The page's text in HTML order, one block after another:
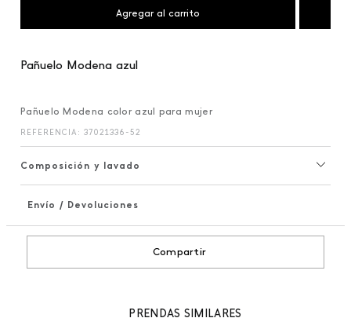
Agregar al carrito
Pañuelo Modena azul
Pañuelo Modena color azul para mujer
REFERENCIA : 37021336-52
Composición y lavado
Envío / Devoluciones
Compartir
PRENDAS SIMILARES